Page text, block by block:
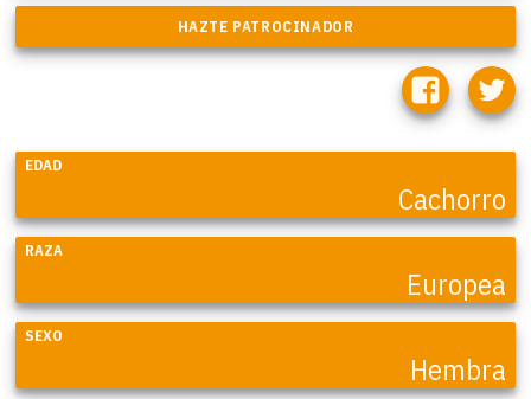
EDAD
Cachorro
RAZA
Europea
SEXO
Hembra